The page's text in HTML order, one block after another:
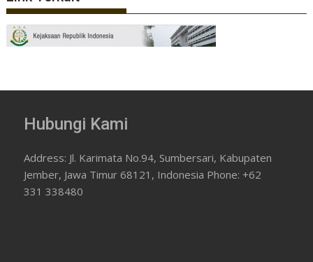
Hubungi Kami
Address: Jl. Karimata No.94, Sumbersari, Kabupaten
Jember, Jawa Timur 68121, Indonesia Phone: +62
331 338480